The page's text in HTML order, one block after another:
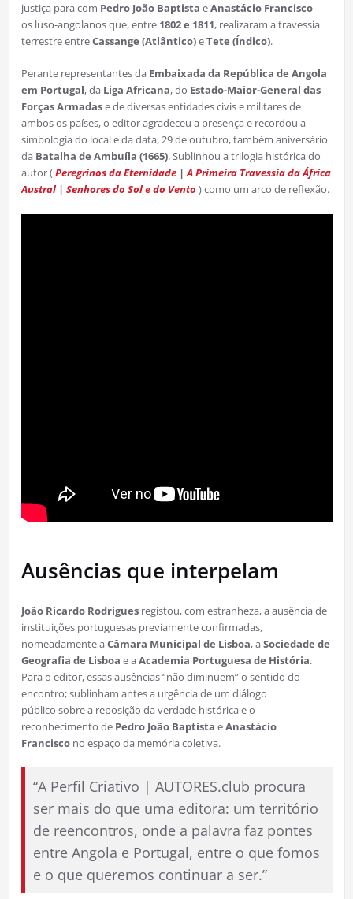
justiça para com Pedro João Baptista eAnastácio Francisco—
os luso-angolanos que, entre 1802 e 1811, realizaram a travessia
terrestre entreCassange (Atlântico)eTete (Índico).
Perante representantes da Embaixada da República de Angola
em Portugal, da Liga Africana, do Estado-Maior-General das
Forças Armadase de diversas entidades civis e militares de
ambos os países, o editor agradeceu a presença e recordou a
simbologia do local e da data, 29 de outubro, também aniversário
da Batalha de Ambuíla (1665). Sublinhou a trilogia histórica do
autor ( Peregrinos da Eternidade|A Primeira Travessia da África
Austral| Senhores do Sol e do Vento ) como um arco de reflexão.
Ausências que interpelam
João Ricardo Rodriguesregistou, com estranheza, a ausência de
instituições portuguesas previamente confirmadas,
nomeadamente aCâmara Municipal de Lisboa, aSociedade de
Geografia de Lisboa e aAcademia Portuguesa de História.
Para o editor, essas ausências “não diminuem” o sentido do
encontro; sublinham antes a urgência de um diálogo
público sobre a reposição da verdade histórica e o
reconhecimento de Pedro João Baptista eAnastácio
Franciscono espaço da memória coletiva.
“A Perfil Criativo | AUTORES.club procura
ser mais do que uma editora: um território
de reencontros, onde a palavra faz pontes
entre Angola e Portugal, entre o que fomos
e o que queremos continuar a ser.”